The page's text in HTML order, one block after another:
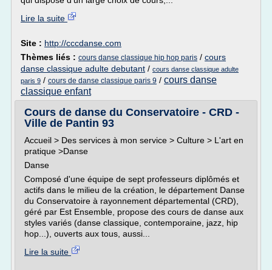
Lire la suite
Site : http://cccdanse.com
Thèmes liés : cours danse classique hip hop paris / cours
danse classique adulte debutant / cours danse classique adulte
paris 9 / cours de danse classique paris 9 / cours danse
classique enfant
Cours de danse du Conservatoire - CRD -
Ville de Pantin 93
Accueil > Des services à mon service > Culture > L'art en
pratique >Danse
Danse
Composé d'une équipe de sept professeurs diplômés et
actifs dans le milieu de la création, le département Danse
du Conservatoire à rayonnement départemental (CRD),
géré par Est Ensemble, propose des cours de danse aux
styles variés (danse classique, contemporaine, jazz, hip
hop...), ouverts aux tous, aussi...
Lire la suite